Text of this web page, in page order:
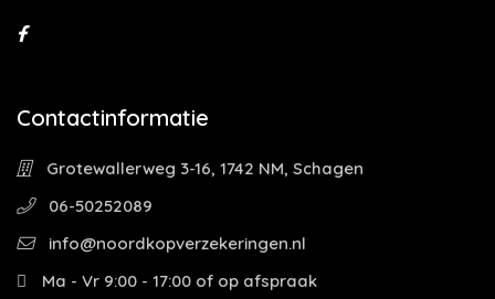
Contactinformatie
Grotewallerweg 3-16, 1742 NM, Schagen
06-50252089
info@noordkopverzekeringen.nl
Ma - Vr 9:00 - 17:00 of op afspraak